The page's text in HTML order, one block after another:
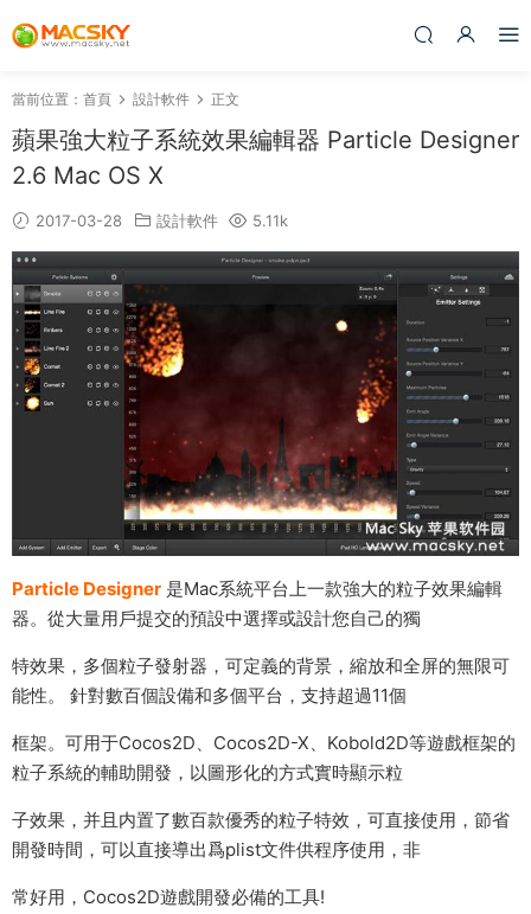
當前位置： 首頁 設計軟件 正文
蘋果強大粒子系統效果編輯器 Particle Designer
2.6 Mac OS X
2017-03-28 設計軟件 5.11k
Particle Designer 是Mac系統平台上一款強大的粒子效果編輯
器。從大量用戶提交的預設中選擇或設計您自己的獨
特效果，多個粒子發射器，可定義的背景，縮放和全屏的無限可
能性。 針對數百個設備和多個平台，支持超過11個
框架。可用于Cocos2D、Cocos2D-X、Kobold2D等遊戲框架的
粒子系統的輔助開發，以圖形化的方式實時顯示粒
子效果，并且内置了數百款優秀的粒子特效，可直接使用，節省
開發時間，可以直接導出爲plist文件供程序使用，非
常好用，Cocos2D遊戲開發必備的工具!